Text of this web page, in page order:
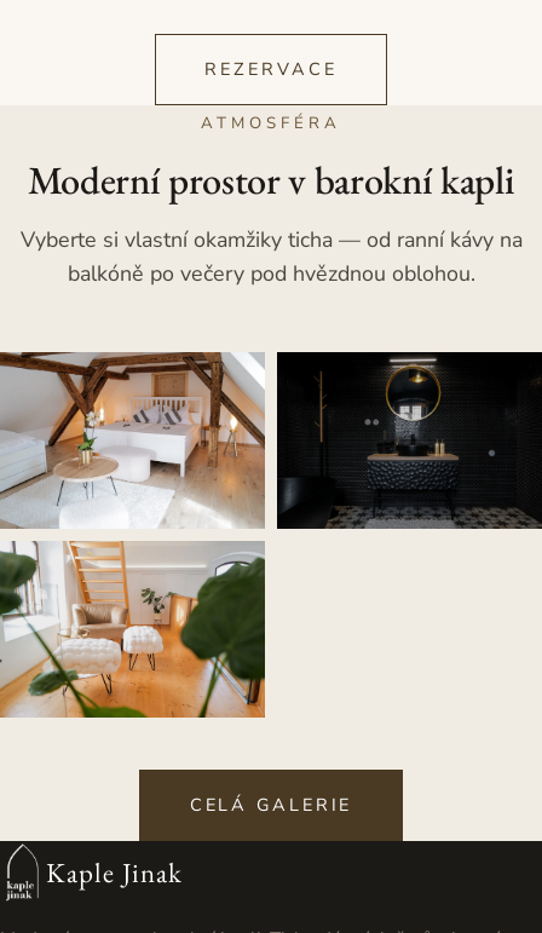
REZERVACE
ATMOSFÉRA
Moderní prostor v barokní kapli
Vyberte si vlastní okamžiky ticha — od ranní kávy na
balkóně po večery pod hvězdnou oblohou.
CELÁ GALERIE
Kaple Jinak